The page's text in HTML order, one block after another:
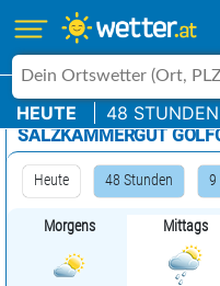
HEUTE 48 STUNDEN
SALZKAMMERGUT
Heute 48 Stunden 9
Morgens Mittags